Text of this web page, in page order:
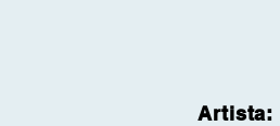
Artista: